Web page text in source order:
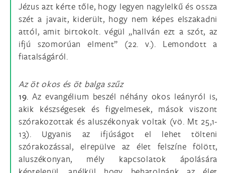
Jézus azt kérte tőle, hogy legyen nagylelkű és ossza
szét a javait, kiderült, hogy nem képes elszakadni
attól, amit birtokolt. végül „hallván ezt a szót, az
ifjú szomorúan elment” (22. v.). Lemondott a
fiatalságáról.
Az öt okos és öt balga szűz
19. Az evangélium beszél néhány okos leányról is,
akik készségesek és figyelmesek, mások viszont
szórakozottak és aluszékonyak voltak (vö. Mt 25,1-
13). Ugyanis az ifjúságot el lehet tölteni
szórakozással, elrepülve az élet felszíne fölött,
aluszékonyan, mély kapcsolatok ápolására